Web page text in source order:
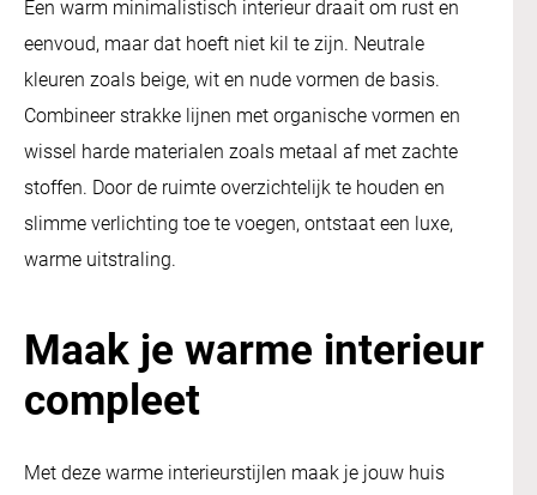
Een warm minimalistisch interieur draait om rust en
eenvoud, maar dat hoeft niet kil te zijn. Neutrale
kleuren zoals beige, wit en nude vormen de basis.
Combineer strakke lijnen met organische vormen en
wissel harde materialen zoals metaal af met zachte
stoffen. Door de ruimte overzichtelijk te houden en
slimme verlichting toe te voegen, ontstaat een luxe,
warme uitstraling.
Maak je warme interieur
compleet
Met deze warme interieurstijlen maak je jouw huis